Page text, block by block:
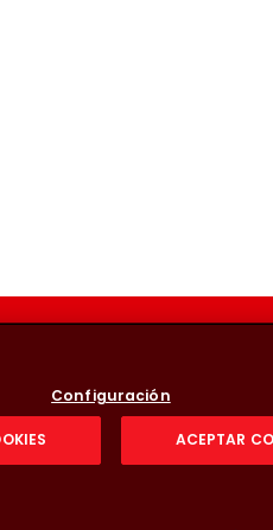
Configuración
ACEPTAR